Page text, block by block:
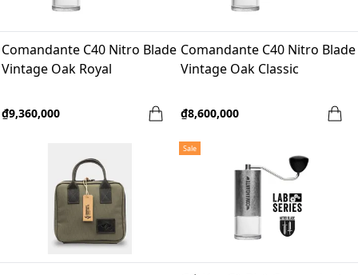
Comandante C40 Nitro Blade
Vintage Oak Royal
₫9,360,000
Comandante C40 Nitro Blade
Vintage Oak Classic
₫8,600,000
Sale